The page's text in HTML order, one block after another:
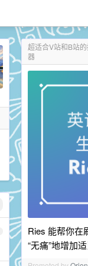
超适合V站和B站
器
Ries 能帮你在
“无痛”地增加